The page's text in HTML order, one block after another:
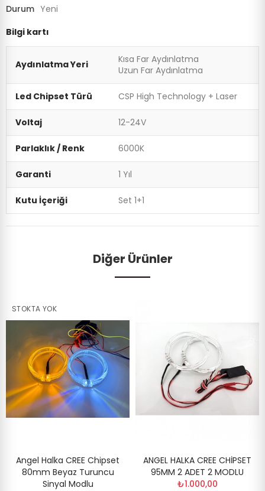
Durum Yeni
Bilgi kartı
Aydınlatma Yeri
Kısa Far Aydınlatma
Uzun Far Aydınlatma
Led Chipset Türü CSP High Technology + Laser
Voltaj 12-24V
Parlaklık / Renk 6000K
Garanti 1 Yıl
Kutu İçeriği Set 1+1
Diğer Ürünler
STOKTA YOK
Angel Halka CREE Chipset
80mm Beyaz Turuncu
Sinyal Modlu
ANGEL HALKA CREE CHİPSET
95MM 2 ADET 2 MODLU
₺1.000,00